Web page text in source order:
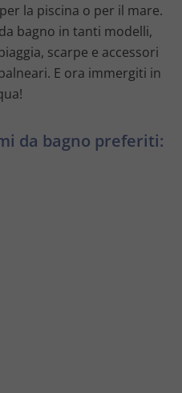
la piscina o per il mare.
bagno in tanti modelli,
scarpe e accessori
E ora immergiti in
da bagno preferiti: